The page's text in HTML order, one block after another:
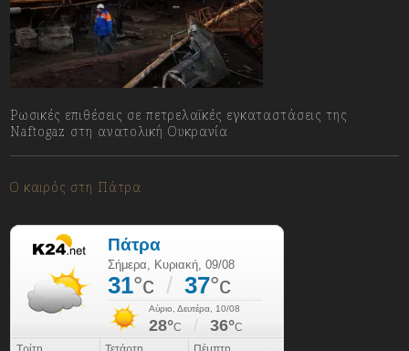
Ρωσικές επιθέσεις σε πετρελαϊκές εγκαταστάσεις της
Naftogaz στη ανατολική Ουκρανία
Ο καιρός στη Πάτρα